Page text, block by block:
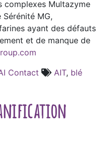
complexes Multazyme
MG,
ayant des défauts
et de manque de
Contact AIT, blé